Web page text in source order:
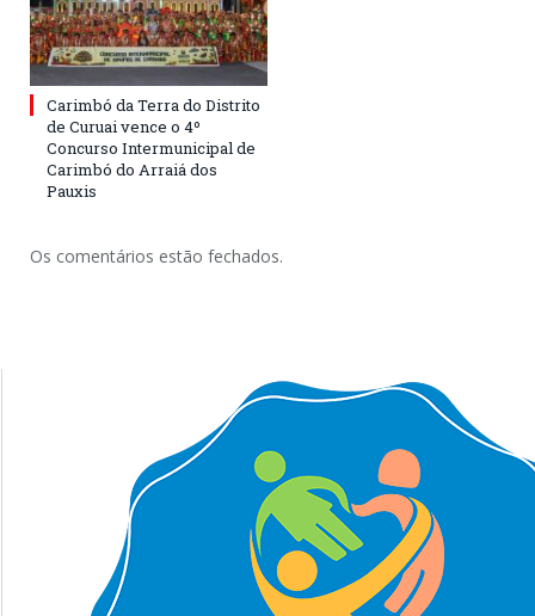
Carimbó da Terra do Distrito
de Curuai vence o 4º
Concurso Intermunicipal de
Carimbó do Arraiá dos
Pauxis
Os comentários estão fechados.